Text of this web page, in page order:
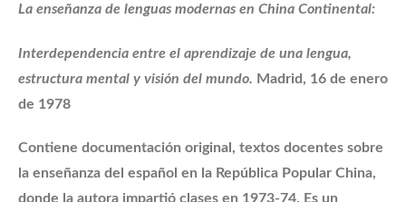
La enseñanza de lenguas modernas en China Continental:
Interdependencia entre el aprendizaje de una lengua,
estructura mental y visión del mundo. Madrid, 16 de enero
de 1978
Contiene documentación original, textos docentes sobre
la enseñanza del español en la República Popular China,
donde la autora impartió clases en 1973-74. Es un